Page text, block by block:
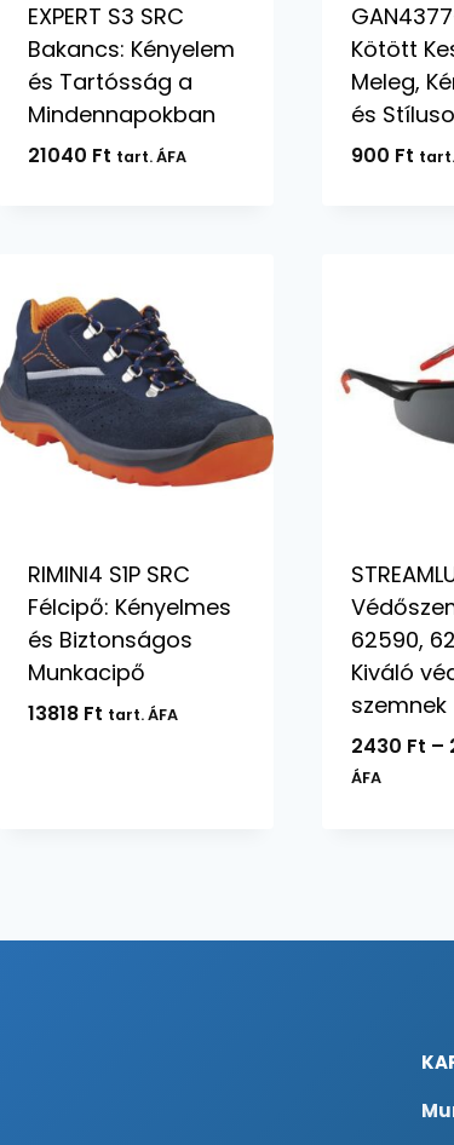
EXPERT S3 SRC
Bakancs: Kényelem
és Tartósság a
Mindennapokban
21040 Ft tart. ÁFA
Kötött
Meleg,
és
900 Ft tart.
RIMINI4 S1P SRC
Félcipő: Kényelmes
és Biztonságos
Munkacipő
13818 Ft tart. ÁFA
62590,
Kiváló
szemnek
2430 Ft –
ÁFA